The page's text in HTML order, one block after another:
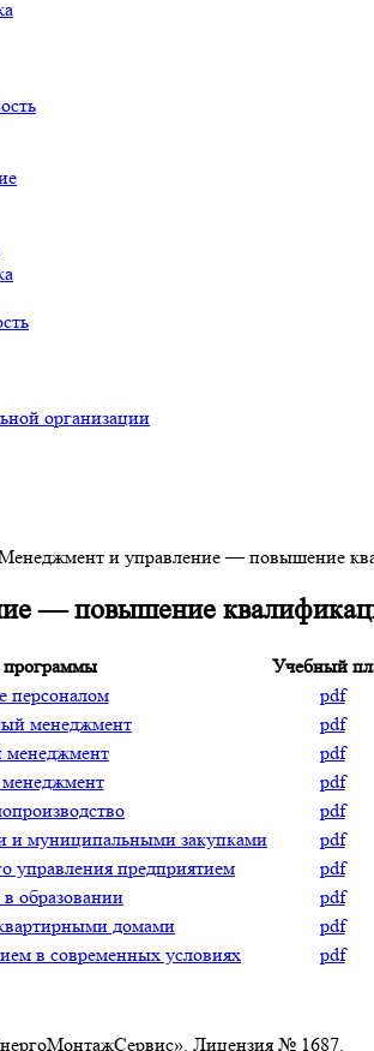
организации
и управление — повышение
— повышение
программы Учебный
персоналом
pdf
менеджмент
pdf
менеджмент
pdf
pdf
pdf
и муниципальными закупками
pdf
управления предприятием
pdf
образовании
pdf
домами
pdf
в современных условиях
pdf
Лицензия № 1687.